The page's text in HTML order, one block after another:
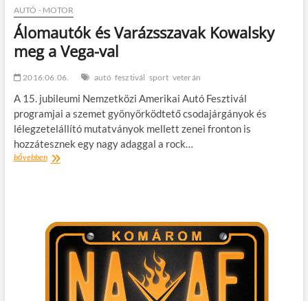
AUTÓ - MOTOR
Álomautók és Varázsszavak Kowalsky
meg a Vega-val
2016.06.06. autó fesztivál sport veterán
A 15. jubileumi Nemzetközi Amerikai Autó Fesztivál
programjai a szemet gyönyörködtető csodajárgányok és
lélegzetelállító mutatványok mellett zenei fronton is
hozzátesznek egy nagy adaggal a rock…
bővebbenÁlomautók
Vega-
val